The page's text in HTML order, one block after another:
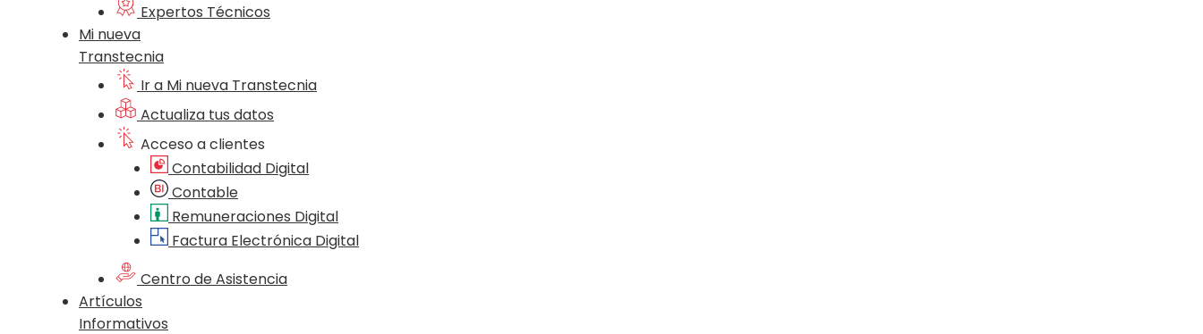
Expertos Técnicos
Mi nueva
Transtecnia
Ir a Mi nueva Transtecnia
Actualiza tus datos
Acceso a clientes
Contabilidad Digital
Contable
Remuneraciones Digital
Factura Electrónica Digital
Centro de Asistencia
Artículos
Informativos